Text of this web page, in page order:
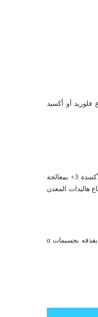
بإرجاع فلوريد أو أكسيد
بعدد الأكسدة 3+ بمعالجة
أما هاليدات المعدن بعدد الأكسدة 2+ فقد حُضّرت بإرجاع هاليدات المعدن
Es لتحضير عنصر المندليفيوم بقذفه بجسيمات α